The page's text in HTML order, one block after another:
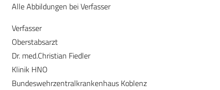
Alle Abbildungen bei Verfasser
Verfasser
Oberstabsarzt
Dr. med.Christian Fiedler
Klinik HNO
Bundeswehrzentralkrankenhaus Koblenz